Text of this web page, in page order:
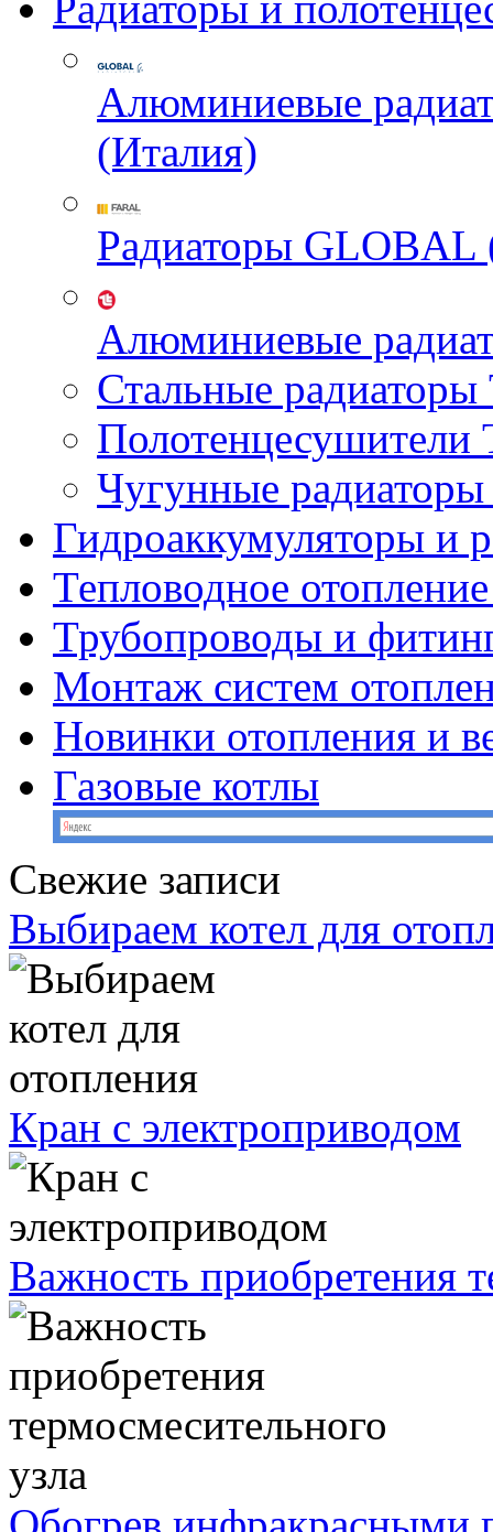
Алюминиевые
(Италия)
Радиаторы GLOBAL
Алюминиевые
Стальные
Чугунные
Гидроаккумуляторы и
Тепловодное
Трубопроводы и
Монтаж систем
Новинки отопления и
Газовые котлы
Свежие записи
Выбираем котел для
Кран с электроприводом
Важность приобретения